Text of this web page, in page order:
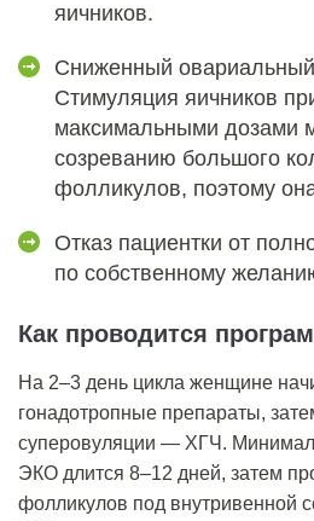
яичников.
Сниженный
Стимуляция яичников
максимальными дозами
созреванию большого
фолликулов, поэтому
Отказ пациентки от
по собственному
Как проводится
На 2–3 день цикла женщине
гонадотропные препараты,
суперовуляции — ХГЧ.
ЭКО длится 8–12 дней, затем
фолликулов под внутривенной